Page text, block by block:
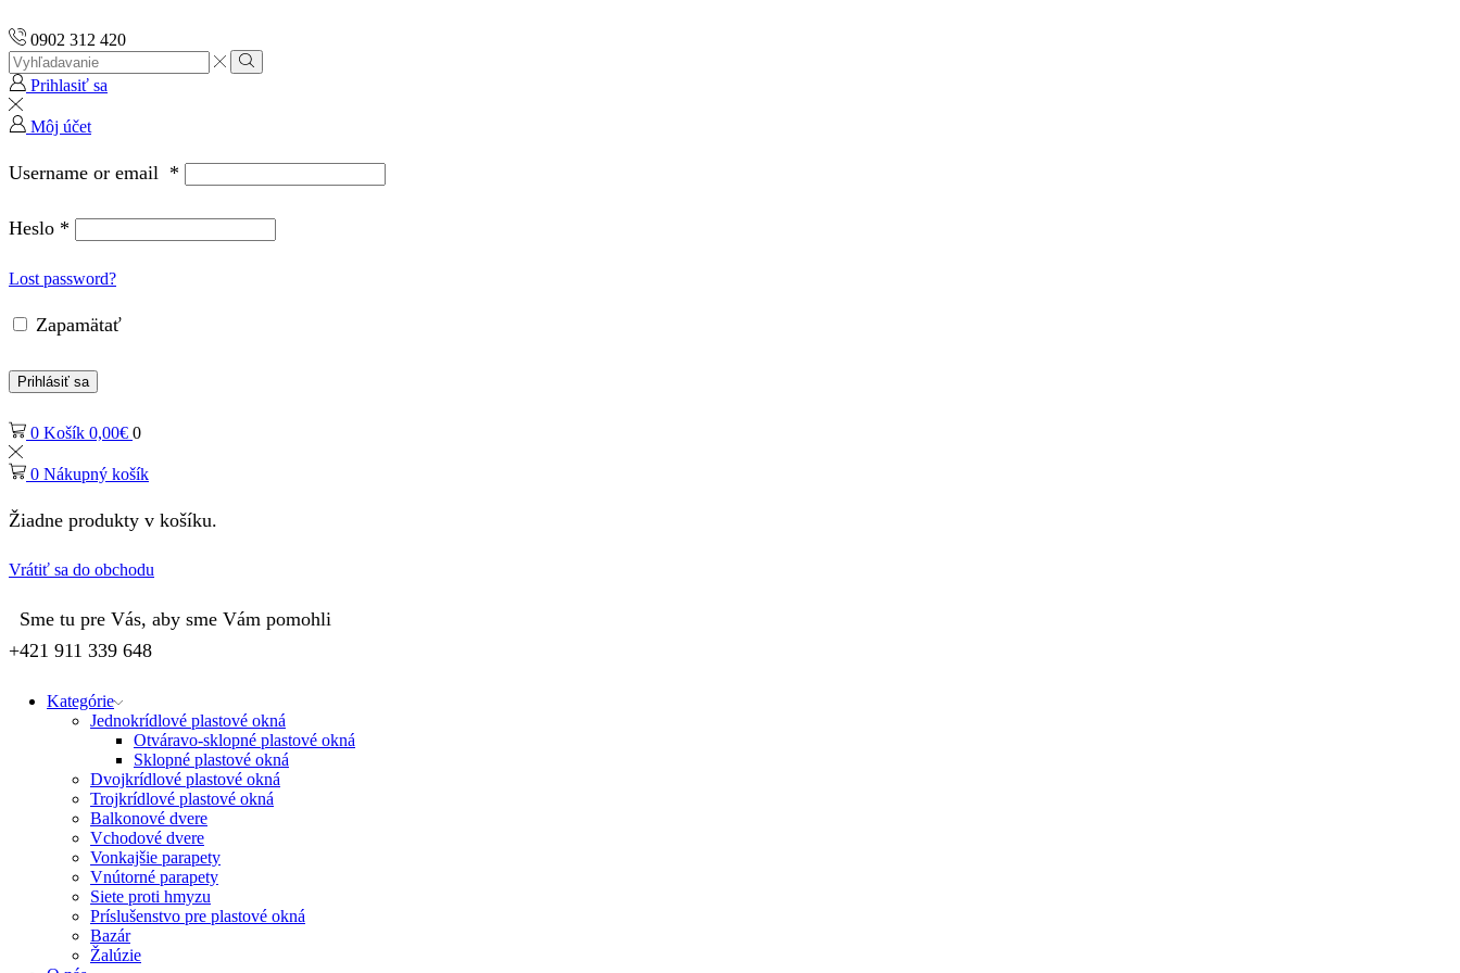
0902 312 420
Search
input
Vyhľadávanie
Prihlasiť sa
Môj účet
Username or email *
Heslo *
Lost password?
Zapamätať
Prihlásiť sa
0 Košík 0,00€ 0
0 Nákupný košík
Žiadne produkty v košíku.
Vrátiť sa do obchodu
Sme tu pre Vás, aby sme Vám pomohli
+421 911 339 648
Kategórie
Jednokrídlové plastové okná
Otváravo-sklopné plastové okná
Sklopné plastové okná
Dvojkrídlové plastové okná
Trojkrídlové plastové okná
Balkonové dvere
Vchodové dvere
Vonkajšie parapety
Vnútorné parapety
Siete proti hmyzu
Príslušenstvo pre plastové okná
Bazár
Žalúzie